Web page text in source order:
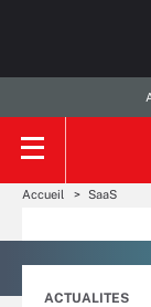
Accueil SaaS
ACTUALITES